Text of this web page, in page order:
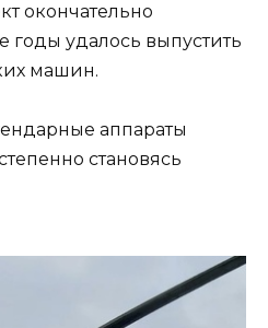
окончательно
годы удалось выпустить
машин.
аппараты
становясь